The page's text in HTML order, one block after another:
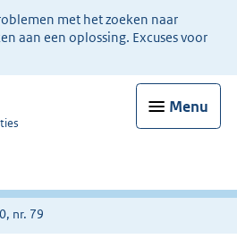
met het zoeken naar
aan een oplossing. Excuses voor
Menu
nr. 79